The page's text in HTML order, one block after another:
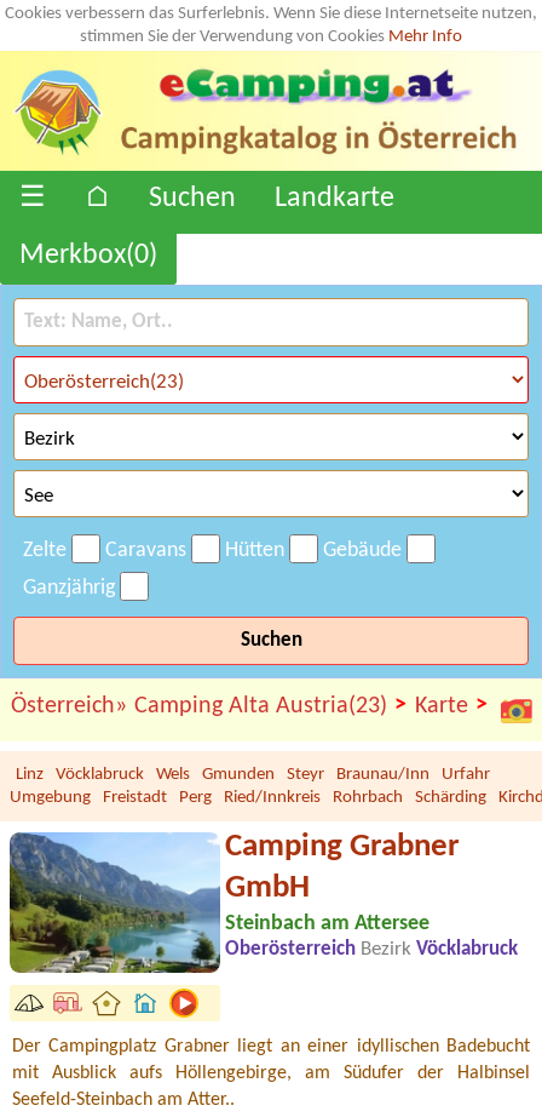
Cookies verbessern das Surferlebnis. Wenn Sie diese Internetseite nutzen,
stimmen Sie der Verwendung von Cookies Mehr Info
☰ ⌂ Suchen
Landkarte
Merkbox(0)
Zelte Caravans Hütten
Gebäude
Ganzjährig
Suchen
Österreich» Camping Alta Austria(23) > Karte >
Linz Vöcklabruck Wels Gmunden Steyr Braunau/Inn
Urfahr
Umgebung
Freistadt Perg Ried/Innkreis Rohrbach Schärding
Camping Grabner
GmbH
Steinbach am Attersee
Oberösterreich Bezirk Vöcklabruck
Der Campingplatz Grabner liegt an einer idyllischen Badebucht
mit Ausblick aufs Höllengebirge, am Südufer der Halbinsel
Seefeld-Steinbach am Atter..